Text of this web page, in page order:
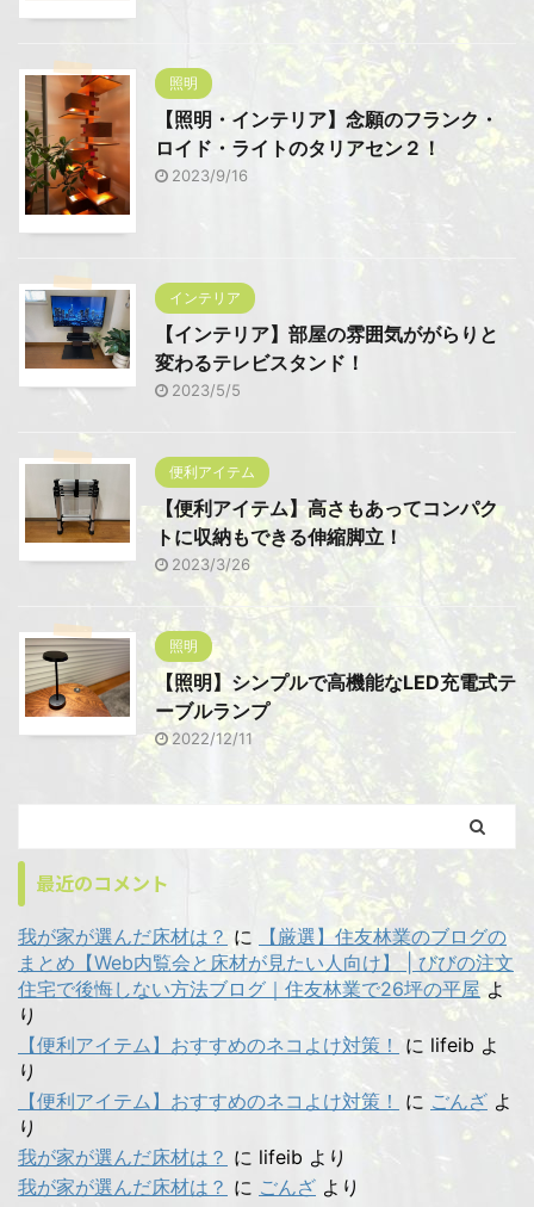
照明
【照明・インテリア】念願のフランク・
ロイド・ライトのタリアセン２！
2023/9/16
インテリア
【インテリア】部屋の雰囲気ががらりと
変わるテレビスタンド！
2023/5/5
便利アイテム
【便利アイテム】高さもあってコンパク
トに収納もできる伸縮脚立！
2023/3/26
照明
【照明】シンプルで高機能なLED充電式テ
ーブルランプ
2022/12/11
最近のコメント
我が家が選んだ床材は？ に
【厳選】住友林業のブログの
まとめ【Web内覧会と床材が見たい人向け】 | びびの注文
住宅で後悔しない方法ブログ｜住友林業で26坪の平屋 よ
り
【便利アイテム】おすすめのネコよけ対策！
に lifeib よ
り
【便利アイテム】おすすめのネコよけ対策！
に ごんざ よ
り
我が家が選んだ床材は？ に lifeib より
我が家が選んだ床材は？ に ごんざ より